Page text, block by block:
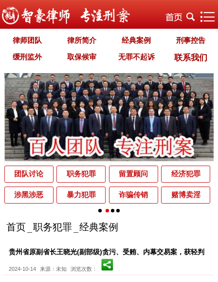
律师团队 律所简介 经典案例 刑事控告
缓刑监外 取保候审 无罪不起诉 联系我们
职务犯罪 经济犯罪 毒品犯罪 罪名专题
智豪文化 自首立功 首席律师致辞 智豪视野
刑罚种类 刑事法规 犯罪释义 刑事知识
法律援助 刑事资讯 刑事文书 案件动态
辩护词集 常见问题 办理中的案件 业务范围
为什么选择智豪 办案机关 中国法律讲堂 辨别伪专业
罪名解析库 网站地图
团队讨论 职务犯罪 留置顾问 经济犯罪
涉黑涉恶 暴力犯罪 诈骗传销 赌博卖淫
首页 职务犯罪 经典案例
贵州省原副省长王晓光(副部级)贪污、受贿、内幕交易案，获轻判
2024-10-14 来源：未知 浏览次数：